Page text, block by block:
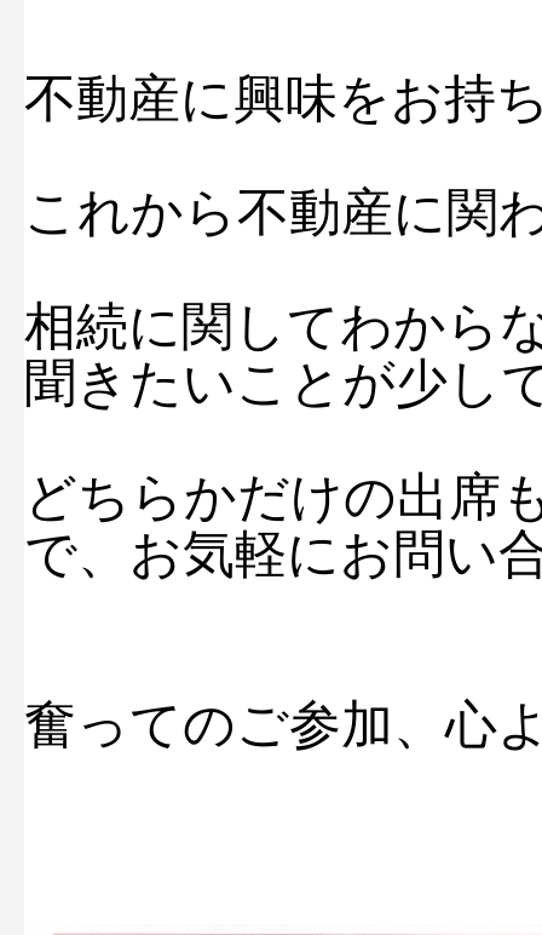
不動産に興味をお持
これから不動産に関
相続に関してわから
聞きたいことが少し
どちらかだけの出席
で、お気軽にお問い
奮ってのご参加、心